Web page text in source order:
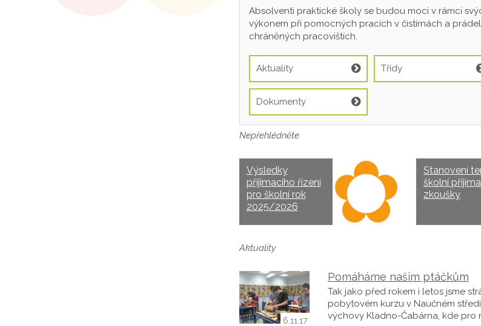
Absolventi praktické školy se budou moci v rámci
výkonem při pomocných pracích v čistírnách a
chráněných pracovištích.
Aktuality Třídy
Dokumenty
Nepřehlédněte
Výsledky
přijímacího řízení
pro školní rok
2025/2026
Stanovení
školní
zkoušky
Aktuality
6.11.17
Pomáháme našim ptáčkům
Tak jako před rokem i letos jsme
pobytovém kurzu v Naučném
výchovy Kladno-Čabárna, kde pro